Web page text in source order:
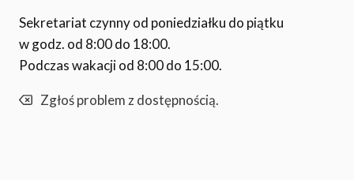
Sekretariat czynny od poniedziałku do piątku
w godz. od 8:00 do 18:00.
Podczas wakacji od 8:00 do 15:00.
Zgłoś problem z dostępnością.